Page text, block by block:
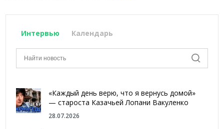
Интервью Календарь
«Каждый день верю, что я вернусь домой»
— староста Казачьей Лопани Вакуленко
28.07.2026